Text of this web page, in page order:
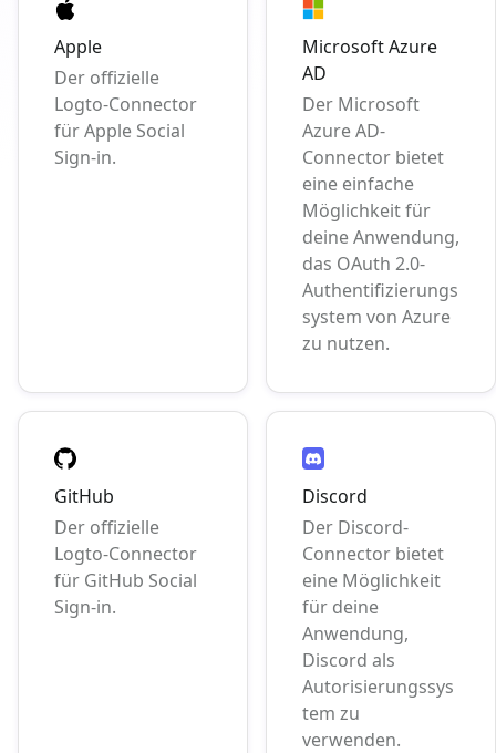
Apple
Der offizielle
Logto-Connector
für Apple Social
Sign-in.
Microsoft Azure
AD
Der Microsoft
Azure AD-
Connector bietet
eine einfache
Möglichkeit für
deine Anwendung,
das OAuth 2.0-
Authentifizierungs
system von Azure
zu nutzen.
GitHub
Der offizielle
Logto-Connector
für GitHub Social
Sign-in.
Discord
Der Discord-
Connector bietet
eine Möglichkeit
für deine
Anwendung,
Discord als
Autorisierungssys
tem zu
verwenden.